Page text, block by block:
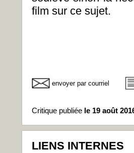
film sur ce sujet.
envoyer par courriel
Critique publiée le 19 août
LIENS INTERNES